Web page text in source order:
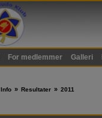
For medlemmer Galleri
Info » Resultater » 2011